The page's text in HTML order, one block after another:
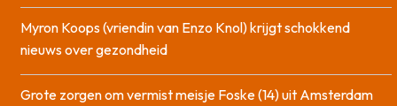
Myron Koops (vriendin van Enzo Knol) krijgt schokkend
nieuws over gezondheid
Grote zorgen om vermist meisje Foske (14) uit Amsterdam